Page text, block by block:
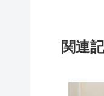
関連